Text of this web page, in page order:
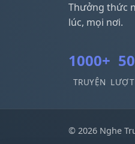
Thưởng thức
lúc, mọi nơi.
1000+
TRUYỆN
© 2026 Nghe